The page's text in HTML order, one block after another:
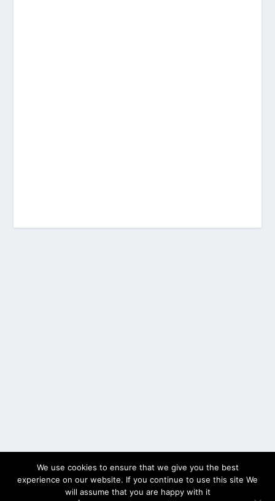
We use cookies to ensure that we give you the best
experience on our website. If you continue to use this site We
will assume that you are happy with it